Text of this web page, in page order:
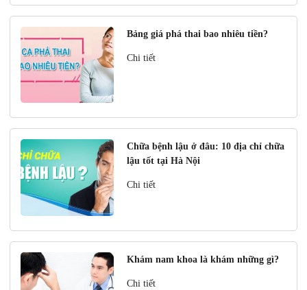
Bảng giá phá thai bao nhiêu tiền?
Chi tiết
Chữa bệnh lậu ở đâu: 10 địa chỉ chữa
lậu tốt tại Hà Nội
Chi tiết
Khám nam khoa là khám những gì?
Chi tiết